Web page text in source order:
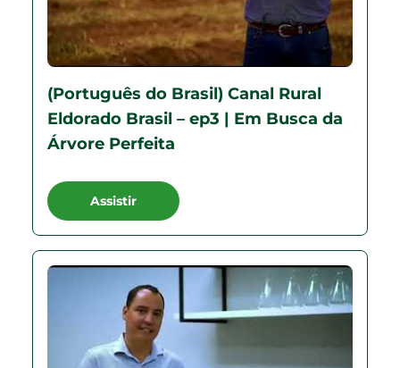
(Português do Brasil) Canal Rural
Eldorado Brasil – ep3 | Em Busca da
Árvore Perfeita
Assistir